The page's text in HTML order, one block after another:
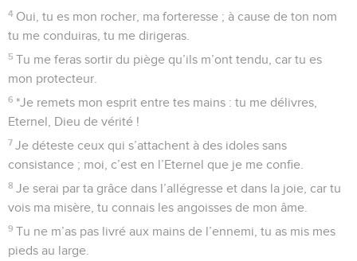
4 Oui, tu es mon rocher, ma forteresse ; à cause de ton nom
tu me conduiras, tu me dirigeras.
5 Tu me feras sortir du piège qu’ils m’ont tendu, car tu es
mon protecteur.
6 *Je remets mon esprit entre tes mains : tu me délivres,
Eternel, Dieu de vérité !
7 Je déteste ceux qui s’attachent à des idoles sans
consistance ; moi, c’est en l’Eternel que je me confie.
8 Je serai par ta grâce dans l’allégresse et dans la joie, car tu
vois ma misère, tu connais les angoisses de mon âme.
9 Tu ne m’as pas livré aux mains de l’ennemi, tu as mis mes
pieds au large.